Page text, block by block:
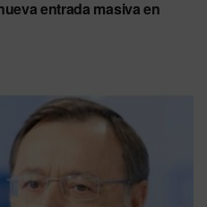
entrada masiva en